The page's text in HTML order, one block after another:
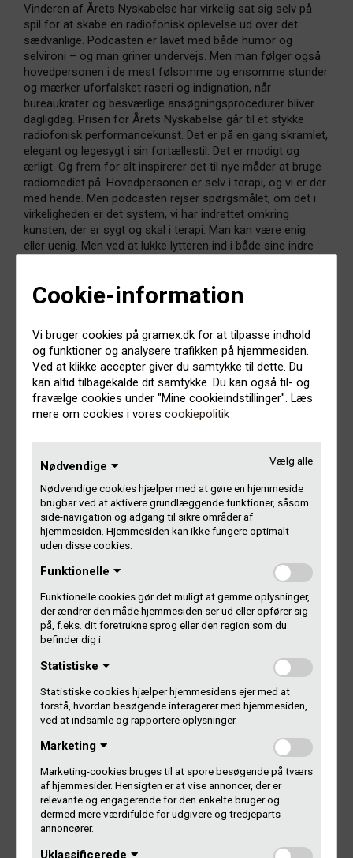
Cookie-information
Vi bruger cookies på gramex.dk for at tilpasse indhold
og funktioner og analysere trafikken på hjemmesiden.
Ved at klikke accepter giver du samtykke til dette. Du
kan altid tilbagekalde dit samtykke. Du kan også til- og
fravælge cookies under "Mine cookieindstillinger". Læs
mere om cookies i vores cookiepolitik
Vælg alle
Nødvendige
Nødvendige cookies hjælper med at gøre en hjemmeside
brugbar ved at aktivere grundlæggende funktioner, såsom
side-navigation og adgang til sikre områder af
hjemmesiden. Hjemmesiden kan ikke fungere optimalt
uden disse cookies.
Funktionelle
Funktionelle cookies gør det muligt at gemme oplysninger,
der ændrer den måde hjemmesiden ser ud eller opfører sig
på, f.eks. dit foretrukne sprog eller den region som du
befinder dig i.
Statistiske
Statistiske cookies hjælper hjemmesidens ejer med at
forstå, hvordan besøgende interagerer med hjemmesiden,
ved at indsamle og rapportere oplysninger.
Marketing
Marketing-cookies bruges til at spore besøgende på tværs
af hjemmesider. Hensigten er at vise annoncer, der er
relevante og engagerende for den enkelte bruger og
dermed mere værdifulde for udgivere og tredjeparts-
annoncører.
Uklassificerede
Vinderen af Årets Nyskabelse har virkelig sat sig selv på
spil for at skabe en radiofonisk oplevelse ud over det
sædvanlige. Podcasten er lavet med både humor og
selvironi – og man griner undervejs. Men man følger også
hovedpersonen i de mest følsomme og ensomme stunder
og mærker uforfalsket raseri og indignation, når
bureaukrater og besværlige ansøgningsprocedurer bliver
dagligdag. Prisen for Årets Nyskabelse går til et stykke
radiofonisk performancekunst. Det er på en gang skramlet,
elegant og legesygt i sin fortællestil. Det er modigt og
ærligt. Og frem for alt inspirerer det til nye måder at bruge
radiomediet på. Hovedpersonen er selv i terapi, og vi er der
med hende. Men podcasten rejser spørgsmålet, om det i
virkeligheden er det system, vi har indrettet omkring
kunsten, der er sygt og skal i terapi. Man kan være enig
eller uenig. Men ved at lukke lytteren ind i både sine indre
Årets Dokumentar el.
Dokumentariske Feature
Kan man tilgive en psykopat, Christian Geo Heltboe, Filt.
Årets vinder er en af den slags fortællinger, som får en til
at glemme at stå af bussen. Emnet er fascinerende,
podcastserien er virkelig originalt fortalt, og fortælleren
bringer modigt og generøst sit liv og sin smerte i spil for at
gøre både sig selv og os andre klogere. Når man hører
historier som årets vinder, er det så let at tænke: ‘Ahh, var
og mest bevægende vis lyden til at få os til at forstå. Og
når man hører den nøgne, filterløse nattestemme fortælle
om sine mareridt, lige efter han er vågnet, og når farens
påtrængende stemme buldrer op af kassettebåndet, så
forstår man. Man bliver bragt helt ind i det mørke, som
årets vinder forsøger at vikle sig ud af.
Årets Morgenflade
P1 Morgen, DR.
Juryens motivation:
Form og friskhed. Grunddyderne i orden. Viser vejen for